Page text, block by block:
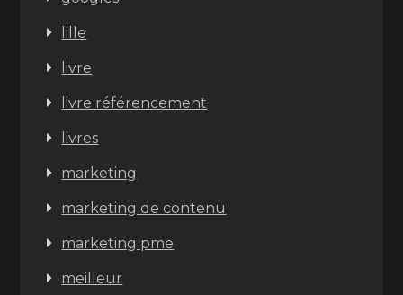
lille
livre
livre référencement
livres
marketing
marketing de contenu
marketing pme
meilleur